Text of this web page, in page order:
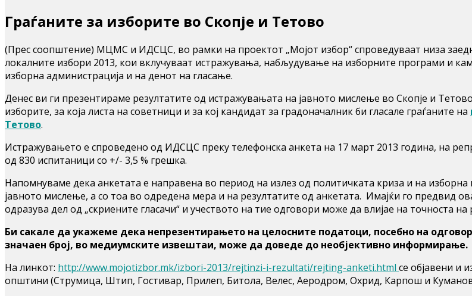
Граѓаните за изборите во Скопје и Тетово
(Прес соопштение) МЦМС и ИДСЦС, во рамки на проектот „Мојот избор“ спроведуваат низа
локалните избори 2013, кои вклучуваат истражувања, набљудување на изборните програми и
изборна администрација и на денот на гласање.
Денес ви ги презентираме резултатите од истражувањата на јавното мислење во Скопје и
изборите, за која листа на советници и за кој кандидат за градоначалник би гласале граѓаните на
Тетово.
Истражувањето е спроведено од ИДСЦС преку телефонска анкета на 17 март 2013 година, на
од 830 испитаници со +/- 3,5 % грешка.
Напомнуваме дека анкетата е направена во период на излез од политичката криза и на
јавното мислење, а со тоа во одредена мера и на резултатите од анкетата. Имајќи го предвид
одразува дел од „скриените гласачи“ и учеството на тие одговори може да влијае на точноста
Би сакале да укажеме дека непрезентирањето на целосните податоци, посебно на
значаен број, во медиумските извештаи, може да доведе до необјективно информирање.
На линкот: http://www.mojotizbor.mk/izbori-2013/rejtinzi-i-rezultati/rejting-anketi.html се објавени и
општини (Струмица, Штип, Гостивар, Прилеп, Битола, Велес, Аеродром, Охрид, Карпош и